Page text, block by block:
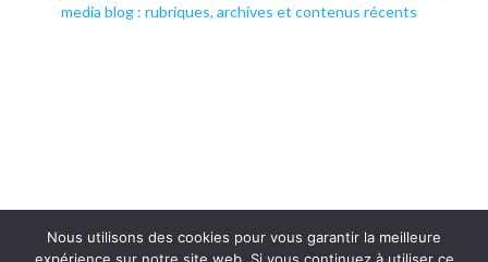
media blog : rubriques, archives et contenus récents
Nous utilisons des cookies pour vous garantir la meilleure